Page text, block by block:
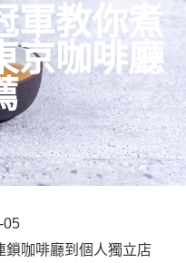
軍教你煮
京咖啡廳
05
鎖咖啡廳到個人獨立店